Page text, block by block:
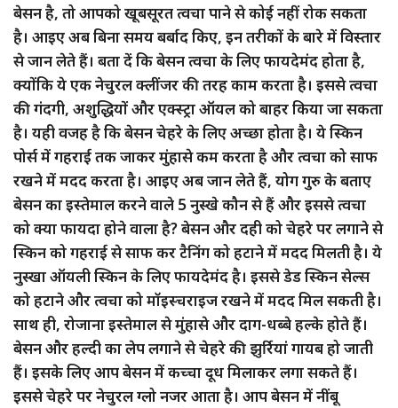
बेसन है, तो आपको खूबसूरत त्वचा पाने से कोई नहीं रोक सकता
है। आइए अब बिना समय बर्बाद किए, इन तरीकों के बारे में विस्तार
से जान लेते हैं। बता दें कि बेसन त्वचा के लिए फायदेमंद होता है,
क्योंकि ये एक नेचुरल क्लींजर की तरह काम करता है। इससे त्वचा
की गंदगी, अशुद्धियों और एक्स्ट्रा ऑयल को बाहर किया जा सकता
है। यही वजह है कि बेसन चेहरे के लिए अच्छा होता है। ये स्किन
पोर्स में गहराई तक जाकर मुंहासे कम करता है और त्वचा को साफ
रखने में मदद करता है। आइए अब जान लेते हैं, योग गुरु के बताए
बेसन का इस्तेमाल करने वाले 5 नुस्खे कौन से हैं और इससे त्वचा
को क्या फायदा होने वाला है? बेसन और दही को चेहरे पर लगाने से
स्किन को गहराई से साफ कर टैनिंग को हटाने में मदद मिलती है। ये
नुस्खा ऑयली स्किन के लिए फायदेमंद है। इससे डेड स्किन सेल्स
को हटाने और त्वचा को मॉइस्चराइज रखने में मदद मिल सकती है।
साथ ही, रोजाना इस्तेमाल से मुंहासे और दाग-धब्बे हल्के होते हैं।
बेसन और हल्दी का लेप लगाने से चेहरे की झुर्रियां गायब हो जाती
हैं। इसके लिए आप बेसन में कच्चा दूध मिलाकर लगा सकते हैं।
इससे चेहरे पर नेचुरल ग्लो नजर आता है। आप बेसन में नींबू